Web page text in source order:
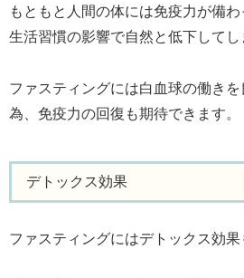
もともと人間の体には免疫力が備
生活習慣の影響で自然と低下してし
ファスティングには白血球の働き
為、免疫力の回復も期待できます。
デトックス効果
ファスティングにはデトックス効果